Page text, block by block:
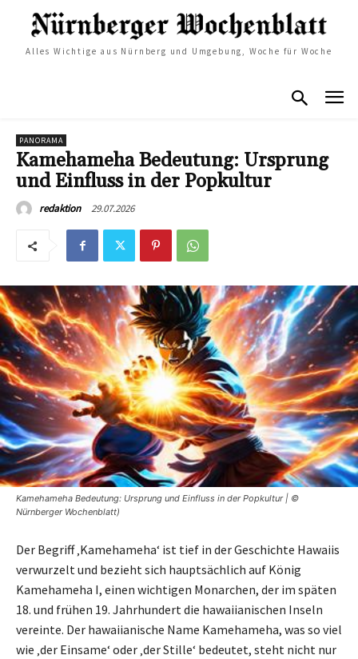
Alles Wichtige aus Nürnberg und Umgebung, Woche für Woche
PANORAMA
Kamehameha Bedeutung: Ursprung
und Einfluss in der Popkultur
redaktion 29.07.2026
Kamehameha Bedeutung: Ursprung und Einfluss in der Popkultur | ©
Nürnberger Wochenblatt)
Der Begriff ‚Kamehameha‘ ist tief in der Geschichte Hawaiis
verwurzelt und bezieht sich hauptsächlich auf König
Kamehameha I, einen wichtigen Monarchen, der im späten
18. und frühen 19. Jahrhundert die hawaiianischen Inseln
vereinte. Der hawaiianische Name Kamehameha, was so viel
wie ‚der Einsame‘ oder ‚der Stille‘ bedeutet, steht nicht nur